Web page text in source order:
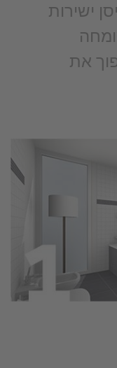
ישירות
את